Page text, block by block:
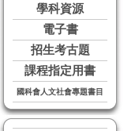
學科資源
電子書
招生考古題
課程指定用書
國科會人文社會專題書目